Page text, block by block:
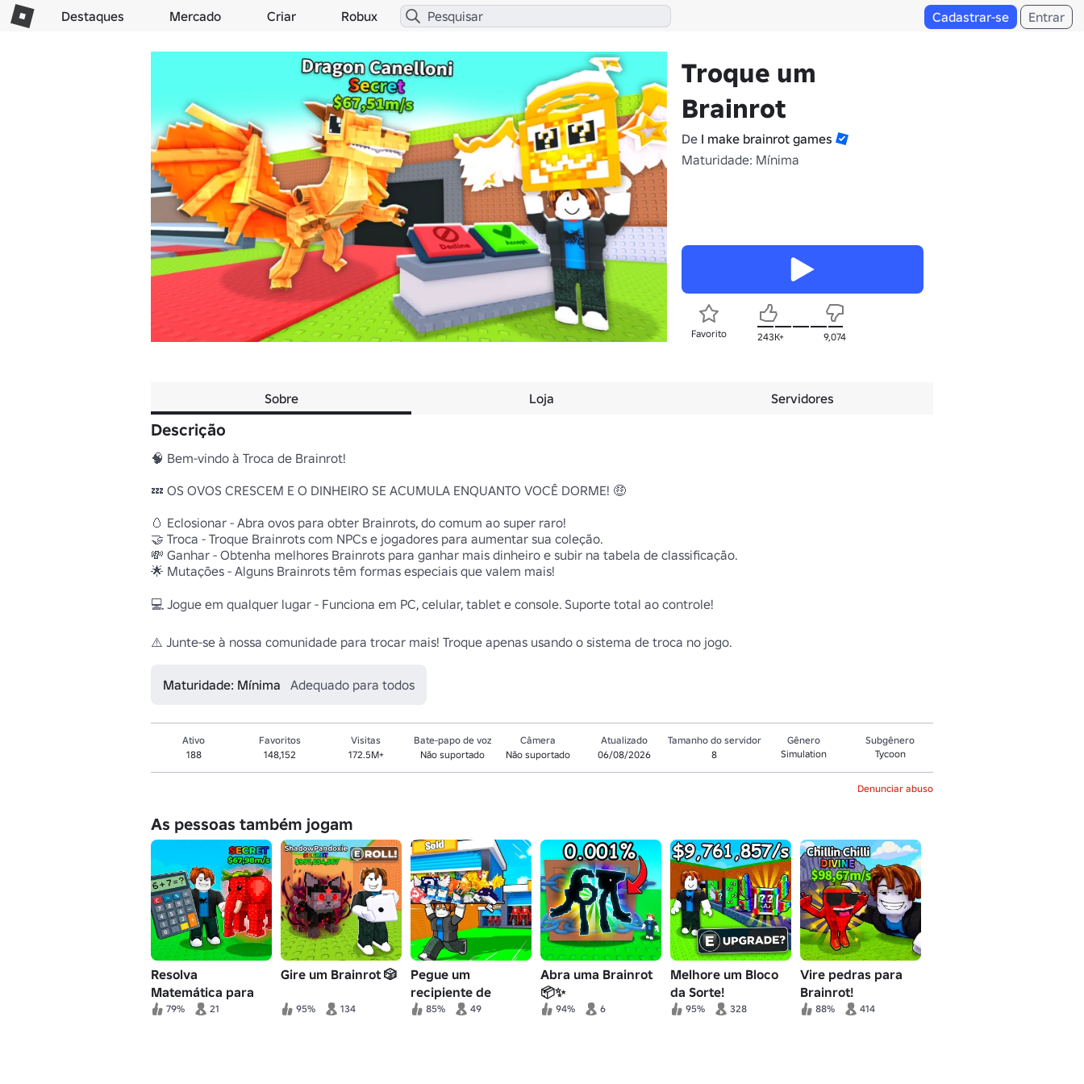
Destaques Mercado Criar Robux Cadastrar-se Entrar
Troque um
Brainrot
De I make brainrot games
Maturidade: Mínima
Favorito 243K+ 9,074
Sobre Loja Servidores
Descrição
🧠 Bem-vindo à Troca de Brainrot!
💤 OS OVOS CRESCEM E O DINHEIRO SE ACUMULA ENQUANTO VOCÊ DORME! 🤑
🥚 Eclosionar - Abra ovos para obter Brainrots, do comum ao super raro!
🤝 Troca - Troque Brainrots com NPCs e jogadores para aumentar sua coleção.
💸 Ganhar - Obtenha melhores Brainrots para ganhar mais dinheiro e subir na tabela de classificação.
🌟 Mutações - Alguns Brainrots têm formas especiais que valem mais!
💻 Jogue em qualquer lugar - Funciona em PC, celular, tablet e console. Suporte total ao controle!
⚠️ Junte-se à nossa comunidade para trocar mais! Troque apenas usando o sistema de troca no jogo.
Maturidade: Mínima Adequado para todos
Ativo
188
Favoritos
148,152
Visitas
172.5M+
Bate-papo de voz
Não suportado
Câmera
Não suportado
Atualizado
06/08/2026
Tamanho do servidor
8
Gênero
Simulation
Subgênero
Tycoon
Denunciar abuso
As pessoas também jogam
Resolva
Matemática para
Brainrots
79% 21
Gire um Brainrot 🎲
95% 134
Pegue um
recipiente de
Brainrot
85% 49
Abra uma Brainrot
📦✨
94% 6
Melhore um Bloco
da Sorte!
95% 328
Vire pedras para
Brainrot!
88% 414